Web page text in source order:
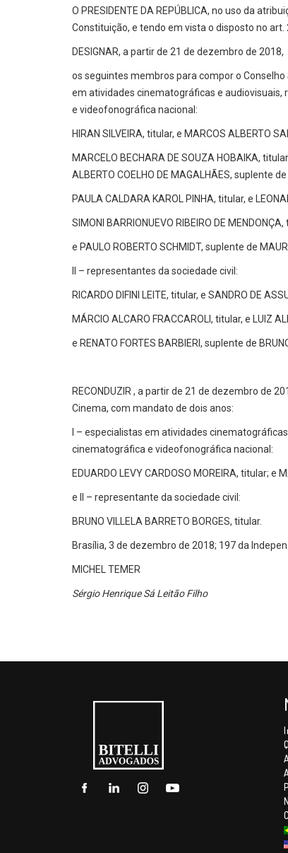
O PRESIDENTE DA REPÚBLICA, no uso da
Constituição, e tendo em vista o disposto no
DESIGNAR, a partir de 21 de dezembro de 2018,
os seguintes membros para compor o
em atividades cinematográficas e
e videofonográfica nacional:
HIRAN SILVEIRA, titular, e MARCOS ALBERTO
MARCELO BECHARA DE SOUZA HOBAIKA,
ALBERTO COELHO DE MAGALHÃES, suplente
PAULA CALDARA KAROL PINHA, titular, e
SIMONI BARRIONUEVO RIBEIRO DE
e PAULO ROBERTO SCHMIDT, suplente de
II – representantes da sociedade civil:
RICARDO DIFINI LEITE, titular, e SANDRO DE
MÁRCIO ALCARO FRACCAROLI, titular, e LUIZ
e RENATO FORTES BARBIERI, suplente de
RECONDUZIR , a partir de 21 de dezembro de
Cinema, com mandato de dois anos:
I – especialistas em atividades
cinematográfica e videofonográfica nacional:
EDUARDO LEVY CARDOSO MOREIRA, titular; e
e II – representante da sociedade civil:
BRUNO VILLELA BARRETO BORGES, titular.
Brasília, 3 de dezembro de 2018; 197 da
MICHEL TEMER
Sérgio Henrique Sá Leitão Filho